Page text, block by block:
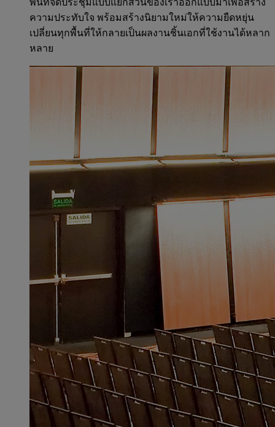
พื้นที่จัดประชุมแบบแยกส่วนของเราออกแบบมาเพื่อสร้าง
ความประทับใจ พร้อมสร้างนิยามใหม่ให้ความยืดหยุ่น
เปลี่ยนทุกพื้นที่ให้กลายเป็นผลงานชิ้นเอกที่ใช้งานได้หลาก
หลาย